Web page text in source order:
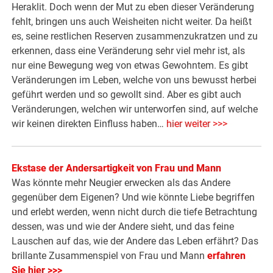
Heraklit. Doch wenn der Mut zu eben dieser Veränderung
fehlt, bringen uns auch Weisheiten nicht weiter. Da heißt
es, seine restlichen Reserven zusammenzukratzen und zu
erkennen, dass eine Veränderung sehr viel mehr ist, als
nur eine Bewegung weg von etwas Gewohntem. Es gibt
Veränderungen im Leben, welche von uns bewusst herbei
geführt werden und so gewollt sind. Aber es gibt auch
Veränderungen, welchen wir unterworfen sind, auf welche
wir keinen direkten Einfluss haben… hier weiter >>>
Ekstase der Andersartigkeit von Frau und Mann
Was könnte mehr Neugier erwecken als das Andere
gegenüber dem Eigenen? Und wie könnte Liebe begriffen
und erlebt werden, wenn nicht durch die tiefe Betrachtung
dessen, was und wie der Andere sieht, und das feine
Lauschen auf das, wie der Andere das Leben erfährt? Das
brillante Zusammenspiel von Frau und Mannerfahren
Sie hier >>>